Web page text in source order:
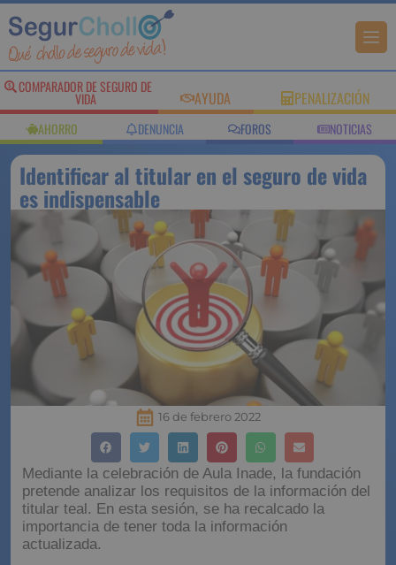
COMPARADOR DE SEGURO DE
VIDA AYUDA PENALIZACIÓN
AHORRO DENUNCIA FOROS NOTICIAS
Identificar al titular en el seguro de vida
es indispensable
16 de febrero 2022
Mediante la celebración de Aula Inade, la fundación
pretende analizar los requisitos de la información del
titular teal. En esta sesión, se ha recalcado la
importancia de tener toda la información
actualizada.